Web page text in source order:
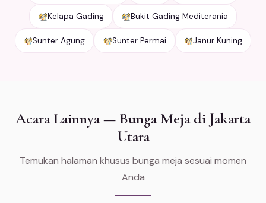
Kelapa Gading Bukit Gading Mediterania
Sunter Agung Sunter Permai Janur Kuning
Acara Lainnya — Bunga Meja di Jakarta
Utara
Temukan halaman khusus bunga meja sesuai momen
Anda